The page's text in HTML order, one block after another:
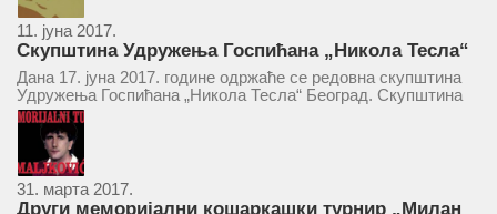
11. јуна 2017.
Скупштина Удружења Госпићана „Никола Тесла“
у суботу 17. јуна 2017.
Дана 17. јуна 2017. године одржаће се редовна скупштина
Удружења Госпићана „Никола Тесла“ Београд. Скупштина
ће се одржати у простору ресторана „Тесла“, Савски трг бр.
9 Београд, у 11 часова. За Скупштину је предложен...
31. марта 2017.
Други меморијални кошаркашки турнир „Милан